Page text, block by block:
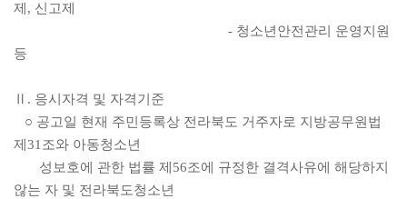
제, 신고제
- 청소년안전관리 운영지원
등
Ⅱ. 응시자격 및 자격기준
○ 공고일 현재 주민등록상 전라북도 거주자로 지방공무원법
제31조와 아동청소년
성보호에 관한 법률 제56조에 규정한 결격사유에 해당하지
않는 자 및 전라북도청소년